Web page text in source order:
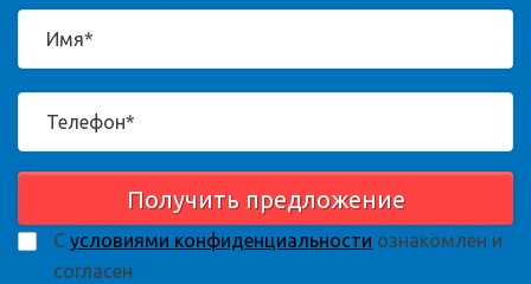
Получить предложение
С условиями конфиденциальности ознакомлен и
согласен